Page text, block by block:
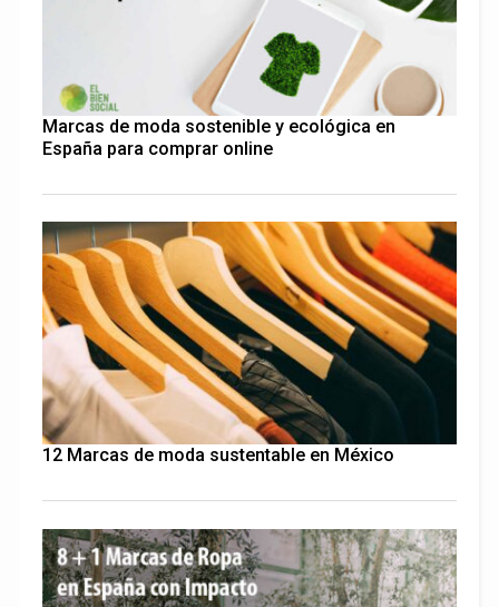
Marcas de moda sostenible y ecológica en
España para comprar online
12 Marcas de moda sustentable en México